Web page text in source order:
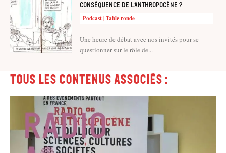
conséquence de l’anthropocène ?
Podcast | Table ronde
Une heure de débat avec nos invités pour se
questionner sur le rôle de...
Tous les contenus associés :